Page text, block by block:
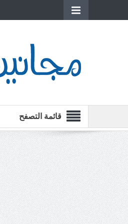
قائمة التصفح